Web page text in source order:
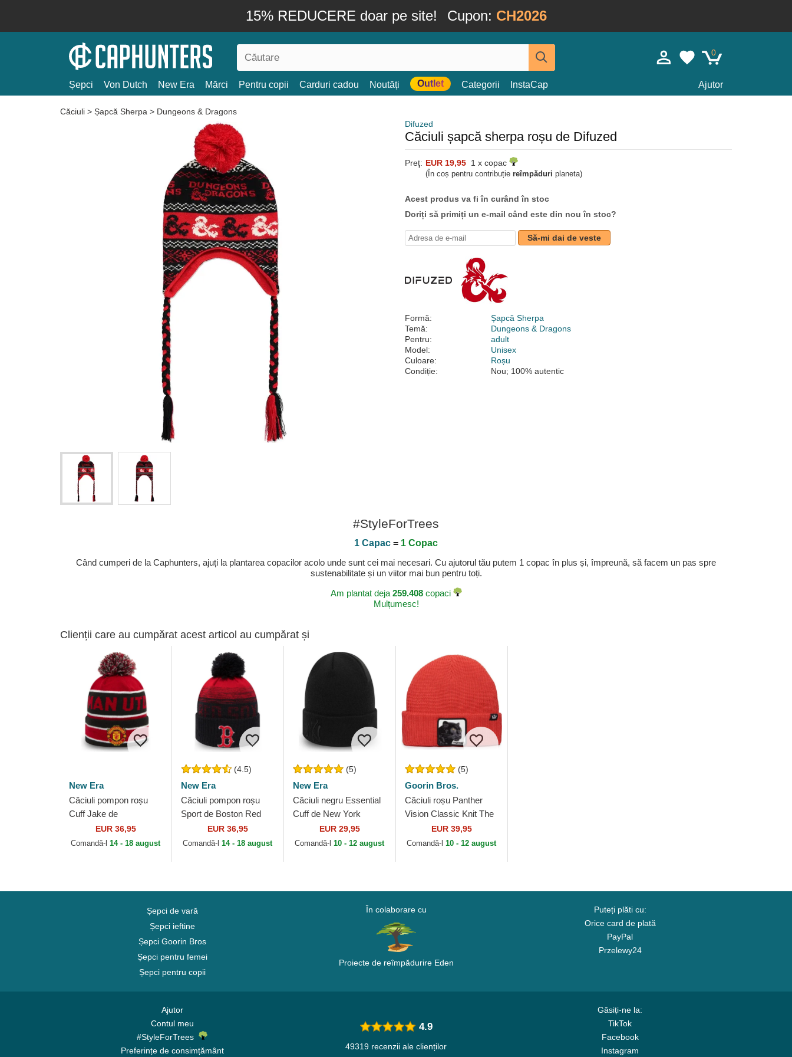
15% REDUCERE doar pe site! Cupon: CH2026
0
Șepci Von Dutch New Era Mărci Pentru copii Carduri cadou Noutăți Outlet Categorii InstaCap Ajutor
Căciuli > Șapcă Sherpa > Dungeons & Dragons
Difuzed
Căciuli șapcă sherpa roșu de Difuzed
Preţ: EUR 19,95 1 x copac
(În coș pentru contribuție reîmpăduri planeta)
Acest produs va fi în curând în stoc
Doriți să primiți un e-mail când este din nou în stoc?
Să-mi dai de veste
Formă:
Șapcă Sherpa
Temă:
Dungeons & Dragons
Pentru:
adult
Model:
Unisex
Culoare:
Roșu
Condiție:
Nou; 100% autentic
#StyleForTrees
1 Capac = 1 Copac
Când cumperi de la Caphunters, ajuți la plantarea copacilor acolo unde sunt cei mai necesari. Cu ajutorul tău putem 1 copac în plus și, împreună, să facem un pas spre
sustenabilitate și un viitor mai bun pentru toți.
Am plantat deja 259.408copaci
Mulțumesc!
Clienții care au cumpărat acest articol au cumpărat și
New Era
Căciuli pompon roșu
Cuff Jake de
Manchester United
Football Club Premier
EUR 36,95
Comandă-l14 - 18 august
(4.5)
New Era
Căciuli pompon roșu
Sport de Boston Red
Sox MLB de New Era
EUR 36,95
Comandă-l14 - 18 august
(5)
New Era
Căciuli negru Essential
Cuff de New York
Yankees MLB de New
Era
EUR 29,95
Comandă-l10 - 12 august
(5)
Goorin Bros.
Căciuli roșu Panther
Vision Classic Knit The
Farm Goorin Bros.
EUR 39,95
Comandă-l10 - 12 august
Șepci de vară
Șepci ieftine
Șepci Goorin Bros
Șepci pentru femei
Șepci pentru copii
În colaborare cu
Proiecte de reîmpădurire Eden
Puteți plăti cu:
Orice card de plată
PayPal
Przelewy24
Ajutor
Contul meu
#StyleForTrees
Preferințe de consimțământ
Găsiți-ne la:
TikTok
Facebook
Instagram
4.9
49319 recenzii ale clienților